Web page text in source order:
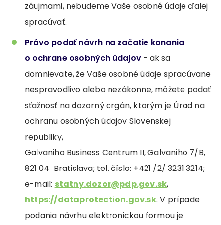
záujmami, nebudeme Vaše osobné údaje ďalej
spracúvať.
Právo podať návrh na začatie konania
o ochrane osobných údajov - ak sa
domnievate, že Vaše osobné údaje spracúvane
nespravodlivo alebo nezákonne, môžete podať
sťažnosť na dozorný orgán, ktorým je Úrad na
ochranu osobných údajov Slovenskej
republiky,
Galvaniho Business Centrum II, Galvaniho 7/B,
821 04 Bratislava; tel. číslo: +421 /2/ 3231 3214;
e-mail: statny.dozor@pdp.gov.sk,
https://dataprotection.gov.sk. V prípade
podania návrhu elektronickou formou je